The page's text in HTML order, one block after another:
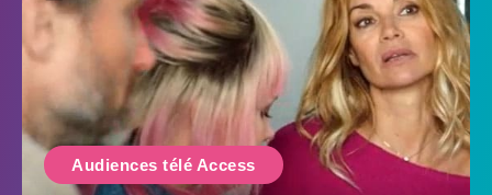
Audiences télé Access